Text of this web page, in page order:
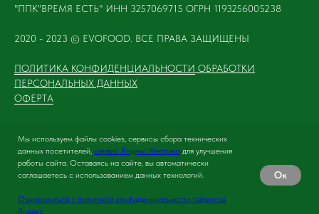
Мы используем файлы cookies, сервисы сбора технических
данных посетителей, сервис Яндекс Метрика для улучшения
работы сайта. Оставаясь на сайте, вы автоматически
соглашаетесь с использованием данных технологий.
Ознакомиться с политикой конфиденциальности сервисов
Яндекс
Ок
"ППК"ВРЕМЯ ЕСТЬ" ИНН 3257069715 ОГРН 1193256005238
2020 - 2023 © EVOFOOD. ВСЕ ПРАВА ЗАЩИЩЕНЫ
ПОЛИТИКА КОНФИДЕНЦИАЛЬНОСТИ ОБРАБОТКИ
ПЕРСОНАЛЬНЫХ ДАННЫХ
ОФЕРТА
Made on Tilda